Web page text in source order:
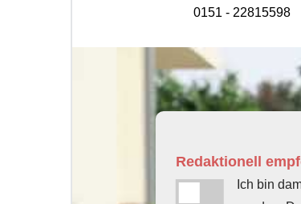
0151 - 22815598
Redaktionell
Ich bin